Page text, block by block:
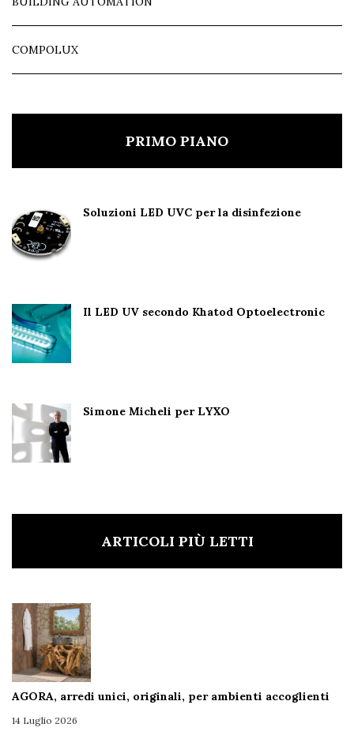
COMPOLUX
PRIMO PIANO
Soluzioni LED UVC per la disinfezione
Il LED UV secondo Khatod Optoelectronic
Simone Micheli per LYXO
ARTICOLI PIÙ LETTI
AGORA, arredi unici, originali, per ambienti accoglienti
14 Luglio 2026